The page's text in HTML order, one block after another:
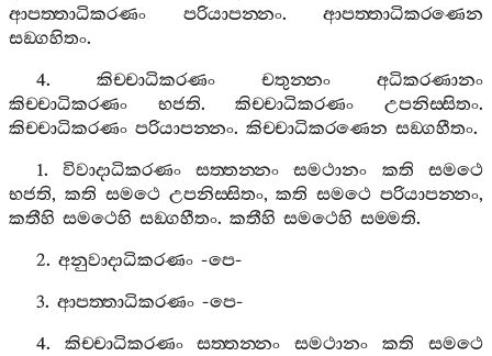
ආපත‍්තාධිකරණං
පරියාපන‍්නං. ආපත‍්තාධිකරණෙන
සඞ‍්ගහිතං.
4. කිච‍්චාධිකරණං චතුන‍්නං
අධිකරණානං
කිච‍්චාධිකරණං
භජති.කිච‍්චාධිකරණං උපනිස‍්සිතං.
කිච‍්චාධිකරණං පරියාපන‍්නං. කිච‍්චාධිකරණෙන සඞ‍්ගහීතං.
1. විවාදාධිකරණං සත‍්තන‍්නං සමථානං කති
සමථෙ
භජති, කති සමථෙ උපනිස‍්සිතං,කති සමථෙ පරියාපන‍්නං,
කතීහි සමථෙහි සඞ‍්ගහීතං. කතීහි සමථෙහි සම‍්මති.
2. අනුවාදාධිකරණං-පෙ-
3. ආපත‍්තාධිකරණං-පෙ-
4. කිච‍්චාධිකරණං සත‍්තන‍්නං සමථානං කති
සමථෙ